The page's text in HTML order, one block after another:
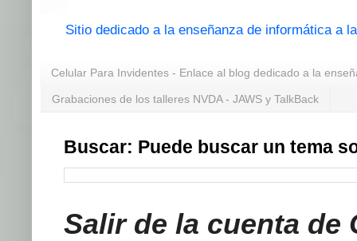
Sitio dedicado a la enseñanza de informática a
Celular Para Invidentes - Enlace al blog dedicado a la
Grabaciones de los talleres NVDA - JAWS y TalkBack
Buscar: Puede buscar un tema
Salir de la cuenta de